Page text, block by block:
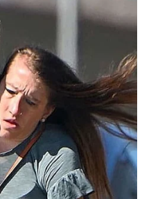
dugog perioda briga.
konačno se